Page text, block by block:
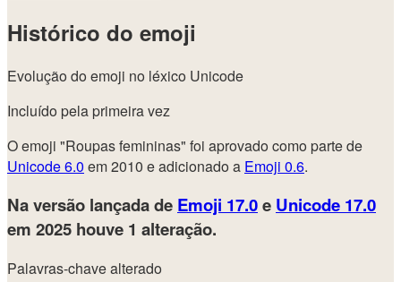
Histórico do emoji
Evolução do emoji no léxico Unicode
Incluído pela primeira vez
O emoji "Roupas femininas" foi aprovado como parte de
Unicode 6.0 em 2010 e adicionado a Emoji 0.6.
Na versão lançada de Emoji 17.0e Unicode 17.0
em 2025 houve 1 alteração.
Palavras-chave alterado